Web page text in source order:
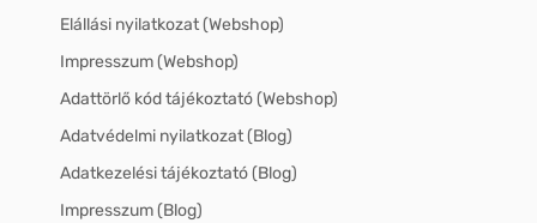
Elállási nyilatkozat (Webshop)
Impresszum (Webshop)
Adattörlő kód tájékoztató (Webshop)
Adatvédelmi nyilatkozat (Blog)
Adatkezelési tájékoztató (Blog)
Impresszum (Blog)